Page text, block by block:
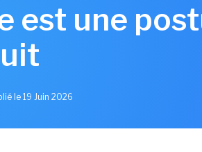
est une
le 19 Juin 2026